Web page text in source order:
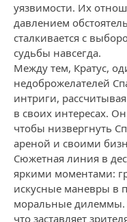
уязвимости. Их
давлением
сталкивается с
судьбы навсегда.
Между тем, Кратус,
недоброжелателей
интриги,
в своих интересах.
чтобы низвергнуть
ареной и своими
Сюжетная линия в
яркими моментами:
искусные маневры в
моральные дилеммы.
что заставляет